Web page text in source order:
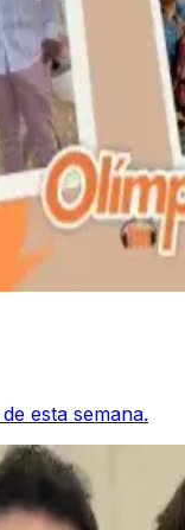
esta semana.